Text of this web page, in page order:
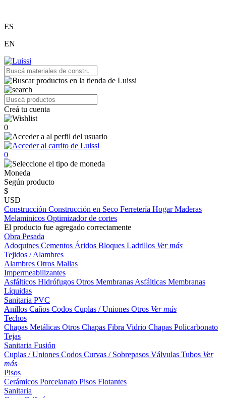
ES
EN
Creá tu cuenta
0
0
Moneda
Según producto
$
USD
Construcción Construcción en Seco Ferretería HogarMaderas
Melaminicos Optimizador de cortes
El producto fue agregado correctamente
Obra Pesada
Adoquines Cementos Áridos Bloques Ladrillos Ver más
Tejidos / Alambres
Alambres Otros Mallas
Impermeabilizantes
Asfálticos Hidrófugos Otros Membranas Asfálticas Membranas
Líquidas
Sanitaria PVC
Anillos Caños Codos Cuplas / Uniones Otros Ver más
Techos
Chapas Metálicas Otros Chapas Fibra Vidrio Chapas Policarbonato
Tejas
Sanitaria Fusión
Cuplas / Uniones Codos Curvas / Sobrepasos Válvulas Tubos Ver
más
Pisos
Cerámicos Porcelanato Pisos Flotantes
Sanitaria